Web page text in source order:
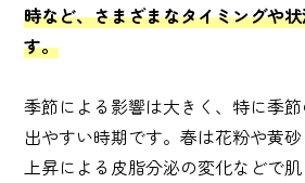
時など、さまざまなタイミングや
す。
季節による影響は大きく、特に季
出やすい時期です。春は花粉や黄
上昇による皮脂分泌の変化などで